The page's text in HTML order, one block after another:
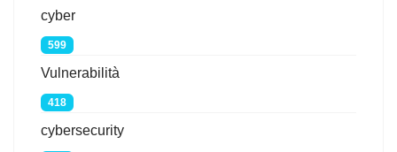
cyber
599
Vulnerabilità
418
cybersecurity